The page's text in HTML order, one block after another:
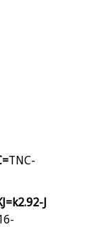
TNC-
J